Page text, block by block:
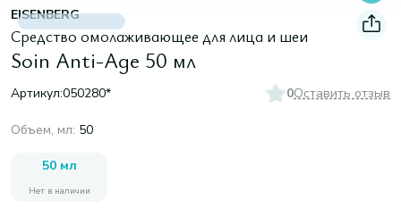
EISENBERG
Средство омолаживающее для лица и шеи
Soin Anti-Age 50 мл
Артикул:050280* 0Оставить отзыв
Объем, мл: 50
50 мл
Нет в наличии